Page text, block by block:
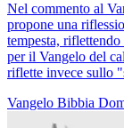
Nel commento al
propone una
tempesta,
per il Vangelo del
riflette invece sullo
Vangelo Bibbia